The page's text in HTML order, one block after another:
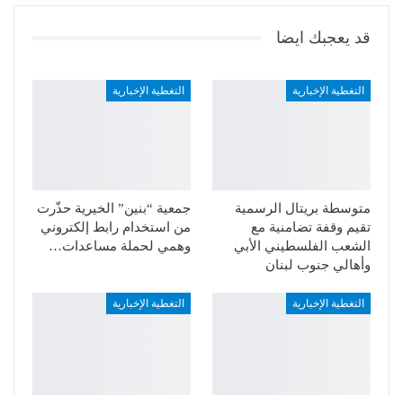
قد يعجبك ايضا
التغطية الإخبارية
متوسطة بريتال الرسمية
تقيم وقفة تضامنية مع
الشعب الفلسطيني الأبي
وأهالي جنوب لبنان
التغطية الإخبارية
جمعية “بنين” الخيرية حذّرت
من استخدام رابط إلكتروني
وهمي لحملة مساعدات…
التغطية الإخبارية التغطية الإخبارية